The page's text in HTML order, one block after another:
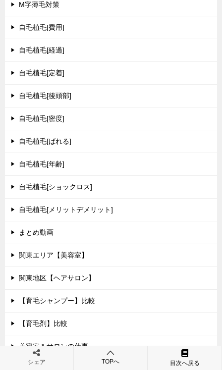
M字薄毛対策
自毛植毛[費用]
自毛植毛[経過]
自毛植毛[定着]
自毛植毛[後頭部]
自毛植毛[密度]
自毛植毛[ばれる]
自毛植毛[年齢]
自毛植毛[ショックロス]
自毛植毛[メリットデメリット]
まとめ動画
関東エリア【美容室】
関東地区【ヘアサロン】
【育毛シャンプー】比較
【育毛剤】比較
美容室＆サロンの仕事
シェア TOPへ 目次へ戻る